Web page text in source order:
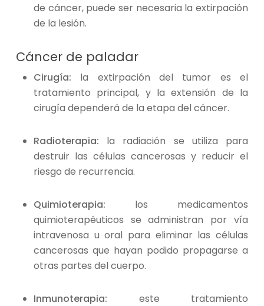
de cáncer, puede ser necesaria la extirpación
de la lesión.
Cáncer de paladar
Cirugía: la extirpación del tumor es el
tratamiento principal, y la extensión de la
cirugía dependerá de la etapa del cáncer.
Radioterapia: la radiación se utiliza para
destruir las células cancerosas y reducir el
riesgo de recurrencia.
Quimioterapia: los medicamentos
quimioterapéuticos se administran por vía
intravenosa u oral para eliminar las células
cancerosas que hayan podido propagarse a
otras partes del cuerpo.
Inmunoterapia: este tratamiento